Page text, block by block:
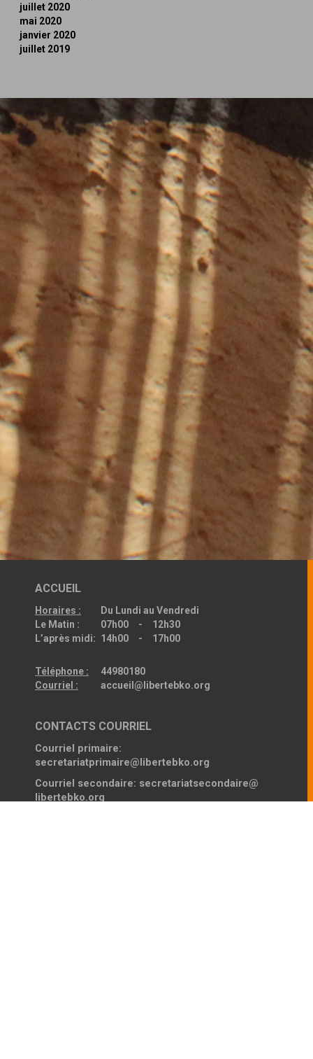
juillet 2020
mai 2020
janvier 2020
juillet 2019
ACCUEIL
Horaires :
Le Matin :
L’après midi:
Du Lundi au Vendredi
07h00 - 12h30
14h00 - 17h00
Téléphone :
Courriel :
44980180
accueil@libertebko.org
CONTACTS COURRIEL
Courriel primaire:
secretariatprimaire@libertebko.org
Courriel secondaire: secretariatsecondaire@
libertebko.org